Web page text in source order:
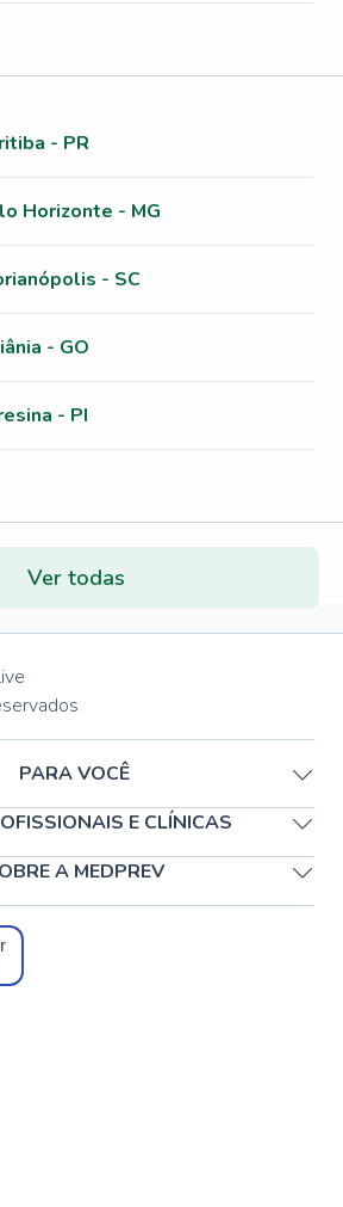
- PR
Horizonte - MG
- SC
- GO
- PI
Ver todas
PARA VOCÊ
E CLÍNICAS
A MEDPREV